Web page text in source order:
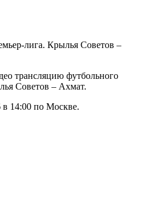
лига. Крылья Советов –
трансляцию футбольного
Советов – Ахмат.
в 14:00 по Москве.